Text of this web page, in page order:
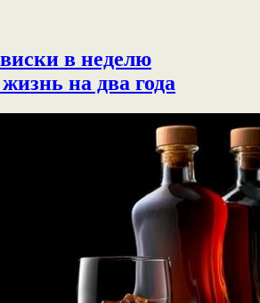
в неделю
на два года